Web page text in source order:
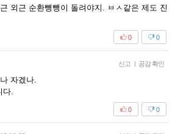
외근 순환뺑뺑이 돌려야지. ㅂㅅ같은 제도 진
0
0
신고 | 공감 확인
자겠나.
다.
0
0